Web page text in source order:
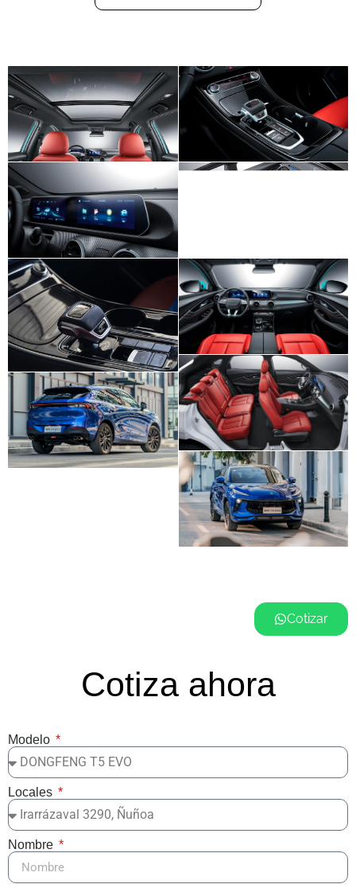
Cotizar
Cotiza ahora
Modelo
Locales
Nombre